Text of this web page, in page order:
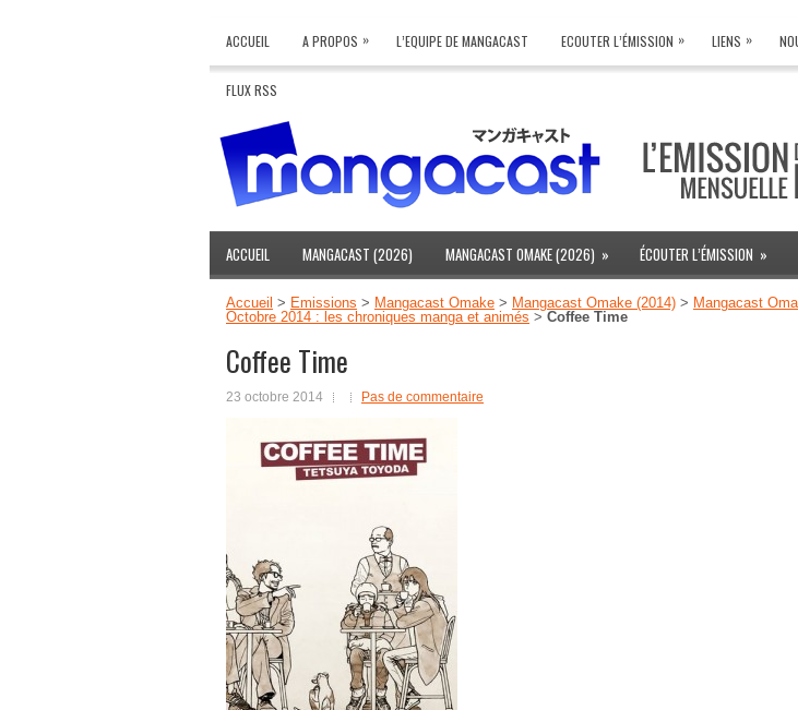
ACCUEIL A PROPOS » L’EQUIPE DE MANGACAST ECOUTER L’ÉMISSION » LIENS »
FLUX RSS
ACCUEIL MANGACAST (2026) MANGACAST OMAKE (2026) » ÉCOUTER L’ÉMISSION »
Accueil > Emissions > Mangacast Omake > Mangacast Omake (2014) > Mangacast
Octobre 2014 : les chroniques manga et animés > Coffee Time
Coffee Time
23 octobre 2014 Pas de commentaire